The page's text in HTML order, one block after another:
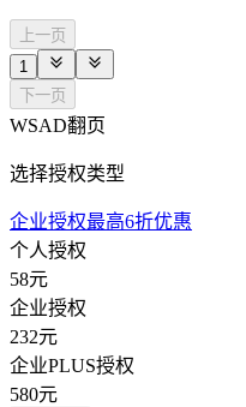
上一页
1
下一页
WSAD翻页
选择授权类型
企业授权最高6折优惠
个人授权
58元
企业授权
232元
企业PLUS授权
580元